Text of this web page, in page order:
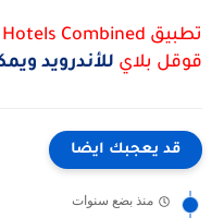
قوقل بلاي للأندرويد
قد يعجبك ايضا
منذ بضع سنوات